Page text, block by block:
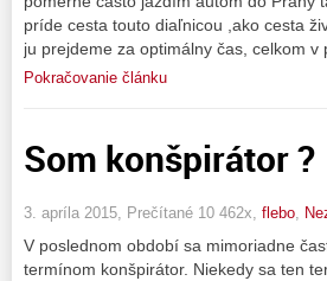
príde cesta touto diaľnicou ,ako cesta
ju prejdeme za optimálny čas, celkom
Pokračovanie článku
Som konšpirátor ?
3. apríla 2015, Prečítané 10 462x, flebo
V poslednom období sa mimoriadne
termínom konšpirátor. Niekedy sa ten